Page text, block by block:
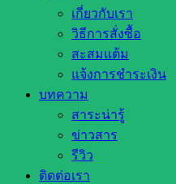
เกี่ยวกับเรา
วิธีการสั่งซื้อ
สะสมแต้ม
แจ้งการชำระเงิน
บทความ
สาระน่ารู้
ข่าวสาร
รีวิว
ติดต่อเรา